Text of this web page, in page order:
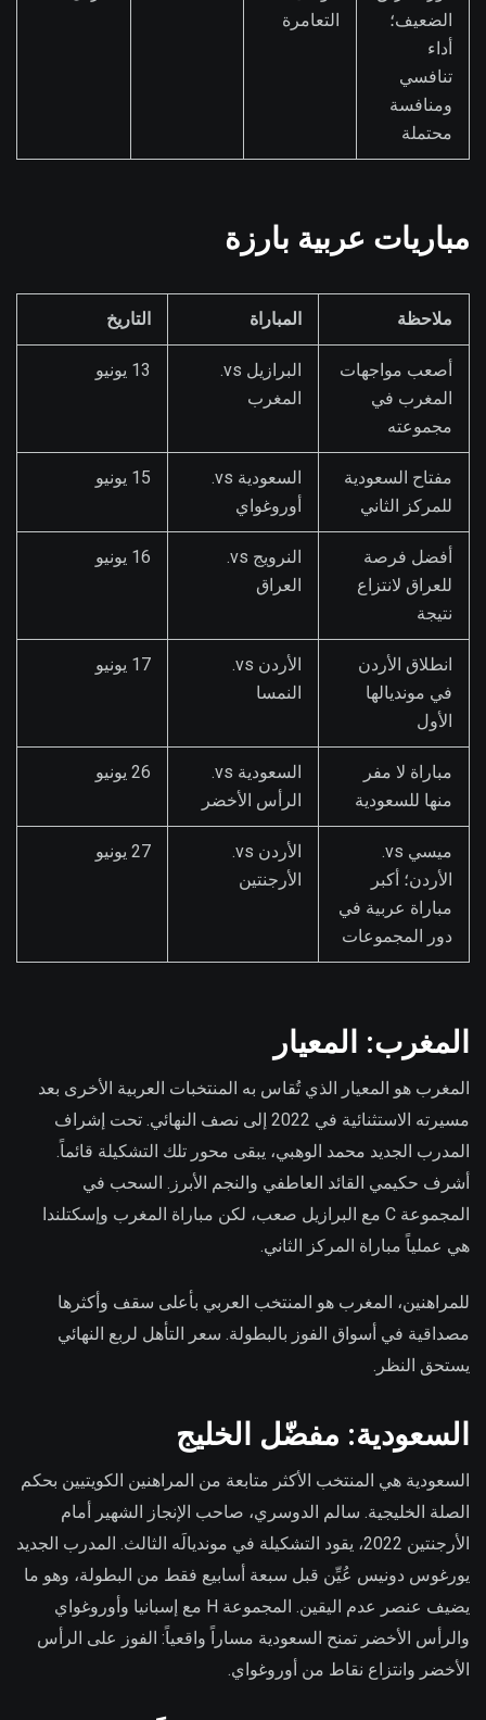
الضعيف؛
أداء
تنافسي
ومنافسة
محتملة
التعامرة
مباريات عربية بارزة
ملاحظة المباراة التاريخ
أصعب مواجهات
المغرب في
مجموعته
البرازيل vs.
المغرب
13 يونيو
مفتاح السعودية
للمركز الثاني
السعودية vs.
أوروغواي
15 يونيو
أفضل فرصة
للعراق لانتزاع
نتيجة
النرويج vs.
العراق
16 يونيو
انطلاق الأردن
في مونديالها
الأول
الأردن vs.
النمسا
17 يونيو
مباراة لا مفر
منها للسعودية
السعودية vs.
الرأس الأخضر
26 يونيو
ميسي vs.
الأردن؛ أكبر
مباراة عربية في
دور المجموعات
الأردن vs.
الأرجنتين
27 يونيو
المغرب: المعيار
المغرب هو المعيار الذي تُقاس به المنتخبات العربية الأخرى بعد
مسيرته الاستثنائية في 2022 إلى نصف النهائي. تحت إشراف
المدرب الجديد محمد الوهبي، يبقى محور تلك التشكيلة قائماً.
أشرف حكيمي القائد العاطفي والنجم الأبرز. السحب في
المجموعة C مع البرازيل صعب، لكن مباراة المغرب وإسكتلندا
هي عملياً مباراة المركز الثاني.
للمراهنين، المغرب هو المنتخب العربي بأعلى سقف وأكثرها
مصداقية في أسواق الفوز بالبطولة. سعر التأهل لربع النهائي
يستحق النظر.
السعودية: مفضّل الخليج
السعودية هي المنتخب الأكثر متابعة من المراهنين الكويتيين بحكم
الصلة الخليجية. سالم الدوسري، صاحب الإنجاز الشهير أمام
الأرجنتين 2022، يقود التشكيلة في مونديالَه الثالث. المدرب الجديد
يورغوس دونيس عُيِّن قبل سبعة أسابيع فقط من البطولة، وهو ما
يضيف عنصر عدم اليقين. المجموعة H مع إسبانيا وأوروغواي
والرأس الأخضر تمنح السعودية مساراً واقعياً: الفوز على الرأس
الأخضر وانتزاع نقاط من أوروغواي.